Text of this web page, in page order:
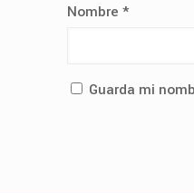
Nombre *
Guarda mi